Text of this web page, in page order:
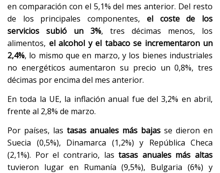
en comparación con el 5,1% del mes anterior. Del resto
de los principales componentes, el coste de los
servicios subió un 3%, tres décimas menos, los
alimentos, el alcohol y el tabaco se incrementaron un
2,4%, lo mismo que en marzo, y los bienes industriales
no energéticos aumentaron su precio un 0,8%, tres
décimas por encima del mes anterior.
En toda la UE, la inflación anual fue del 3,2% en abril,
frente al 2,8% de marzo.
Por países, las tasas anuales más bajas se dieron en
Suecia (0,5%), Dinamarca (1,2%) y República Checa
(2,1%). Por el contrario, las tasas anuales más altas
tuvieron lugar en Rumanía (9,5%), Bulgaria (6%) y